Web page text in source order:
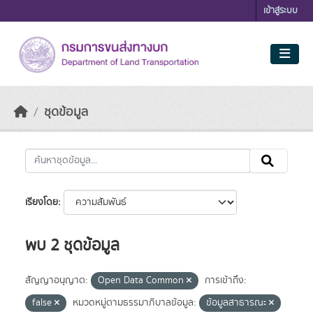
เข้าสู่ระบบ
ชุดข้อมูล
เรียงโดย
พบ 2 ชุดข้อมูล
สัญญาอนุญาต: Open Data Common
การเข้าถึง:
false
หมวดหมู่ตามธรรมาภิบาลข้อมูล:
ข้อมูลสาธารณะ